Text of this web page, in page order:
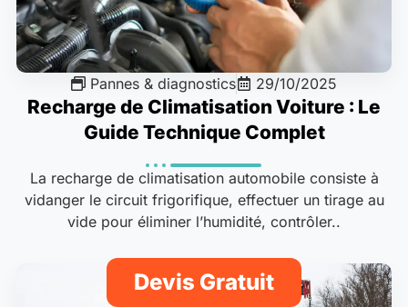
Pannes & diagnostics 29/10/2025
Recharge de Climatisation Voiture : Le
Guide Technique Complet
La recharge de climatisation automobile consiste à
vidanger le circuit frigorifique, effectuer un tirage au
vide pour éliminer l’humidité, contrôler..
Devis Gratuit